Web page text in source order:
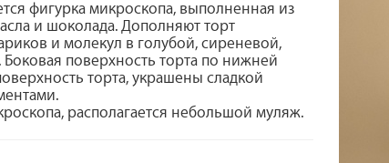
фигурка микроскопа, выполненная из
и шоколада. Дополняют торт
и молекул в голубой, сиреневой,
поверхность торта по нижней
торта, украшены сладкой
располагается небольшой муляж.